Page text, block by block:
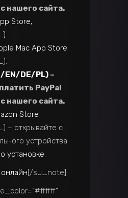
нашего сайта.
Store,
.
Mac App Store
EN/DE/PL) –
PayPal
нашего сайта.
Store
– открывайте с
устройства.
установке.
[/su_note]